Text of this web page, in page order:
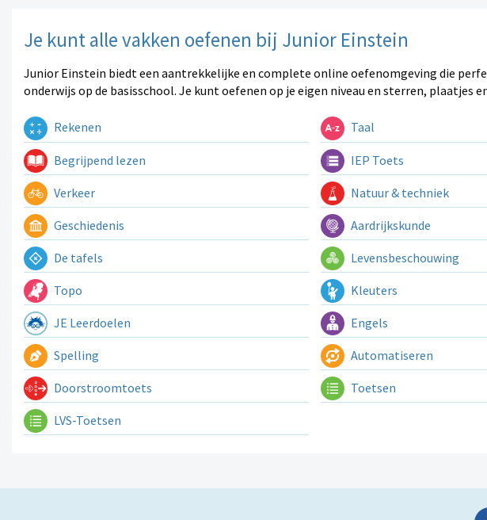
Je kunt alle vakken oefenen bij Junior Einstein
Junior Einstein biedt een aantrekkelijke en complete online oefenomgeving die
onderwijs op de basisschool. Je kunt oefenen op je eigen niveau en sterren, plaatjes
Rekenen Taal
Begrijpend lezen IEP Toets
Verkeer Natuur & techniek
Geschiedenis Aardrijkskunde
De tafels Levensbeschouwing
Topo Kleuters
JE Leerdoelen Engels
Spelling Automatiseren
Doorstroomtoets Toetsen
LVS-Toetsen